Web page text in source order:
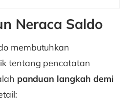
Neraca Saldo
membutuhkan
tentang pencatatan
panduan langkah demi